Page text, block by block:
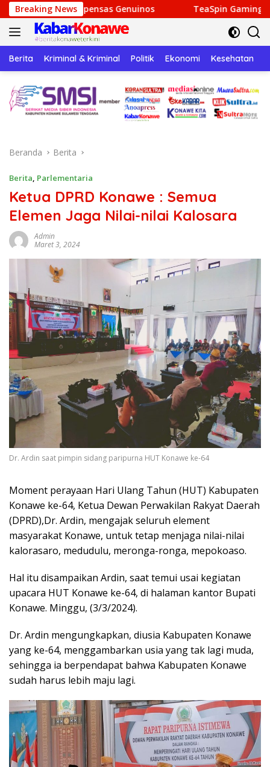
Langsung
ke
konten
Breaking News
Genuinos TeaSpin Gaming: Your Personal
Berita Kriminal & Kriminal Politik Ekonomi Kesehatan
Beranda Berita
Berita, Parlementaria
Ketua DPRD Konawe : Semua
Elemen Jaga Nilai-nilai Kalosara
Admin
Maret 3, 2024
Dr. Ardin saat pimpin sidang paripurna HUT Konawe ke-64
Moment perayaan Hari Ulang Tahun (HUT) Kabupaten
Konawe ke-64, Ketua Dewan Perwakilan Rakyat Daerah
(DPRD),Dr. Ardin, mengajak seluruh element
masyarakat Konawe, untuk tetap menjaga nilai-nilai
kalorasaro, medudulu, meronga-ronga, mepokoaso.
Hal itu disampaikan Ardin, saat temui usai kegiatan
upacara HUT Konawe ke-64, di halaman kantor Bupati
Konawe. Minggu, (3/3/2024).
Dr. Ardin mengungkapkan, diusia Kabupaten Konawe
yang ke-64, menggambarkan usia yang tak lagi muda,
sehingga ia berpendapat bahwa Kabupaten Konawe
sudah harus lebih maju lagi.